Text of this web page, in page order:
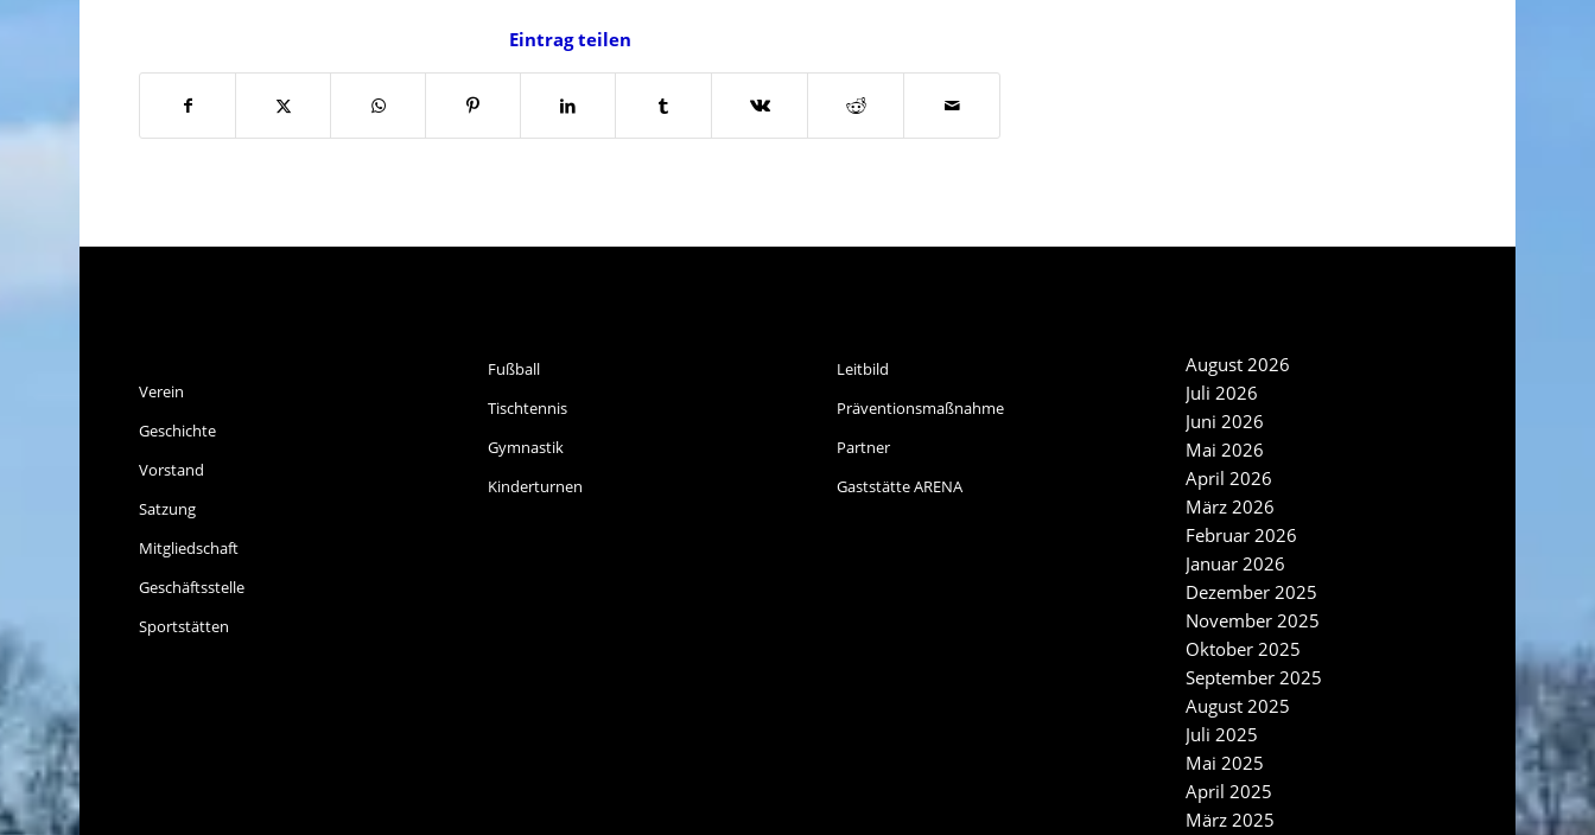
Eintrag teilen
Verein
Geschichte
Vorstand
Satzung
Mitgliedschaft
Geschäftsstelle
Sportstätten
Fußball
Tischtennis
Gymnastik
Kinderturnen
Leitbild
Präventionsmaßnahme
Partner
Gaststätte ARENA
August 2026
Juli 2026
Juni 2026
Mai 2026
April 2026
März 2026
Februar 2026
Januar 2026
Dezember 2025
November 2025
Oktober 2025
September 2025
August 2025
Juli 2025
Mai 2025
April 2025
März 2025